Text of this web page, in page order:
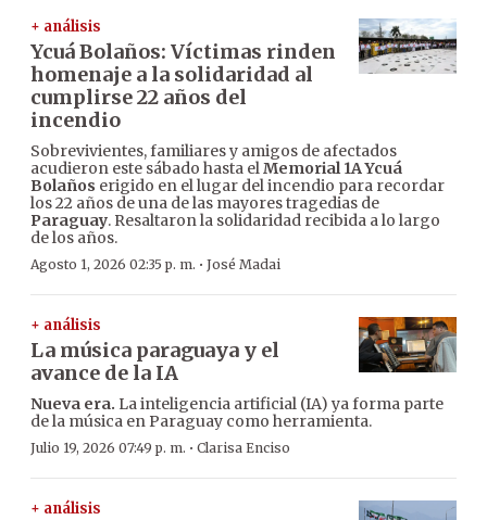
+ análisis
Ycuá Bolaños: Víctimas rinden
homenaje a la solidaridad al
cumplirse 22 años del
incendio
Sobrevivientes, familiares y amigos de afectados
acudieron este sábado hasta elMemorial 1A Ycuá
Bolaños erigido en el lugar del incendio para recordar
los 22 años de una de las mayores tragedias de
Paraguay. Resaltaron la solidaridad recibida a lo largo
de los años.
Agosto 1, 2026 02:35 p. m. · José Madai
+ análisis
La música paraguaya y el
avance de la IA
Nueva era. La inteligencia artificial (IA) ya forma parte
de la música en Paraguay como herramienta.
Julio 19, 2026 07:49 p. m. · Clarisa Enciso
+ análisis